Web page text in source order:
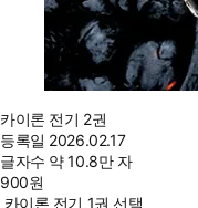
카이론 전기 2권
등록일 2026.02.17
글자수 약 10.8만 자
900원
카이론 전기 1권 선택